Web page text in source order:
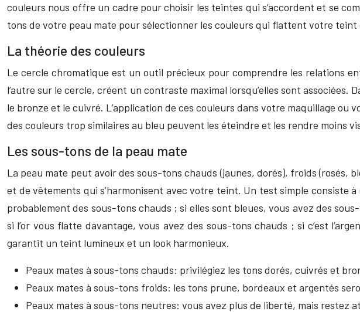
couleurs nous offre un cadre pour choisir les teintes qui s’accordent et se
tons de votre peau mate pour sélectionner les couleurs qui flattent votre teint
La théorie des couleurs
Le cercle chromatique est un outil précieux pour comprendre les relations
l’autre sur le cercle, créent un contraste maximal lorsqu’elles sont associées.
le bronze et le cuivré. L’application de ces couleurs dans votre maquillage
des couleurs trop similaires au bleu peuvent les éteindre et les rendre moins
Les sous-tons de la peau mate
La peau mate peut avoir des sous-tons chauds (jaunes, dorés), froids
et de vêtements qui s’harmonisent avec votre teint. Un test simple consiste
probablement des sous-tons chauds ; si elles sont bleues, vous avez des
si l’or vous flatte davantage, vous avez des sous-tons chauds ; si c’est
garantit un teint lumineux et un look harmonieux.
Peaux mates à sous-tons chauds: privilégiez les tons dorés, cuivrés et
Peaux mates à sous-tons froids: les tons prune, bordeaux et argentés
Peaux mates à sous-tons neutres: vous avez plus de liberté, mais restez